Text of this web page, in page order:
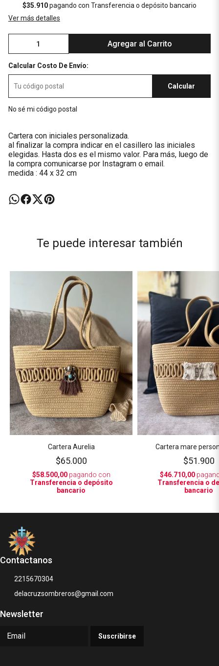
$35.910pagando con Transferencia o depósito bancario
Ver más detalles
Agregar al Carrito
Calcular Costo De Envío:
Calcular
No sé mi código postal
Cartera con iniciales personalizada.
al finalizar la compra indicar en el casillero las iniciales
elegidas. Hasta dos es el mismo valor. Para más, luego de
la compra comunicarse por Instagram o email.
medida : 44 x 32 cm
Te puede interesar también
Cartera Aurelia
$65.000
$58.500,00pagando con
Transferencia o depósito
bancario
Cartera mare
$51.900
$46.710,00
Transferencia o
bancario
Contactanos
2215670304
delacruzsombreros@gmail.com
Newsletter
Suscribirse